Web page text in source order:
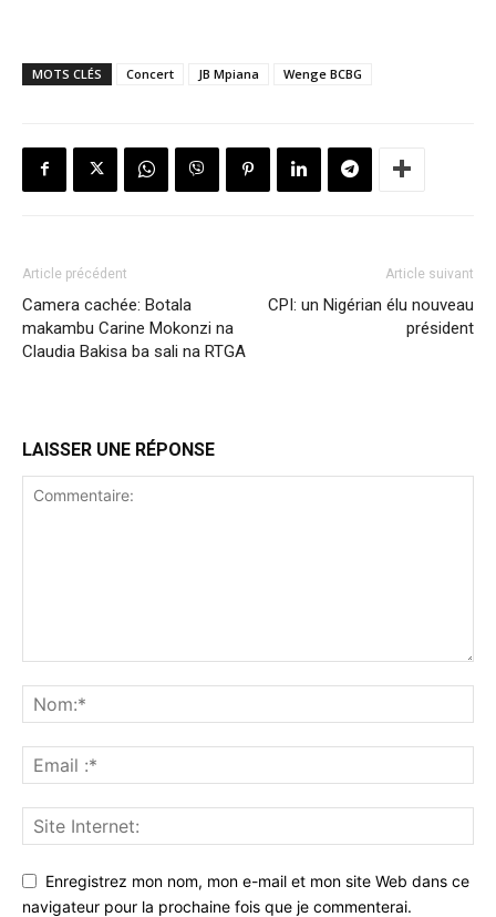
MOTS CLÉS Concert JB Mpiana Wenge BCBG
Article précédent
Camera cachée: Botala
makambu Carine Mokonzi na
Claudia Bakisa ba sali na RTGA
Article suivant
CPI: un Nigérian élu nouveau
président
LAISSER UNE RÉPONSE
Enregistrez mon nom, mon e-mail et mon site Web dans ce
navigateur pour la prochaine fois que je commenterai.